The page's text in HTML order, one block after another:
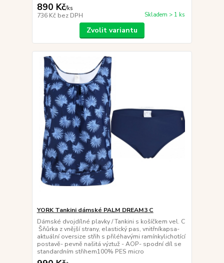
890 Kč/ks
736 Kč bez DPH Skladem > 1 ks
Zvolit variantu
YORK Tankini dámské PALM DREAM3 C
Dámské dvojdílné plavky / Tankini s košíčkem vel. C
Šňůrka z vnější strany, elastický pas, vnitřníkapsa-
aktuální oversize střih s přiléhavými ramínkylichotící
postavě- pevně našitá výztuž - AOP- spodní díl se
standardním střihem100% PES micro